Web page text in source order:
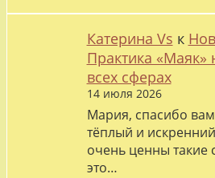
Катерина Vs к
Практика «Маяк»
всех сферах
14 июля 2026
Мария, спасибо
тёплый и
очень ценны такие
это…